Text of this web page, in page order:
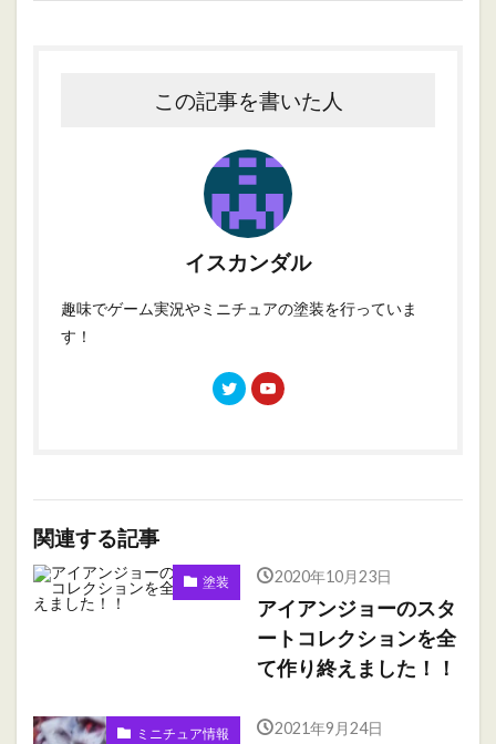
この記事を書いた人
イスカンダル
趣味でゲーム実況やミニチュアの塗装を行っていま
す！
関連する記事
塗装 2020年10月23日
アイアンジョーのスタ
ートコレクションを全
て作り終えました！！
ミニチュア情報 2021年9月24日